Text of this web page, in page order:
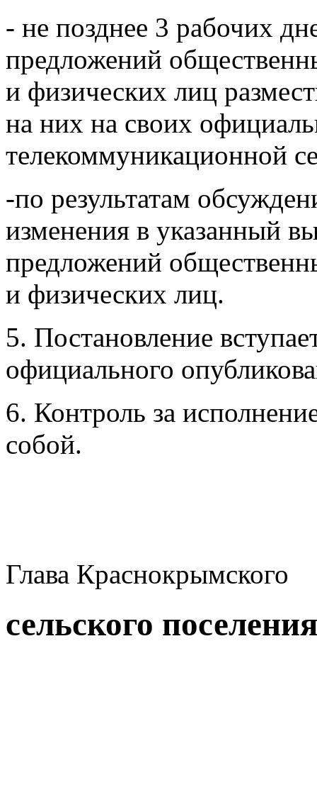
- не позднее 3 рабочих
предложений
и физических лиц
на них на своих
телекоммуникационной
-по результатам
изменения в указанный
предложений
и физических лиц.
5. Постановление
официального
6. Контроль за
собой.
Глава Краснокрымского
сельского